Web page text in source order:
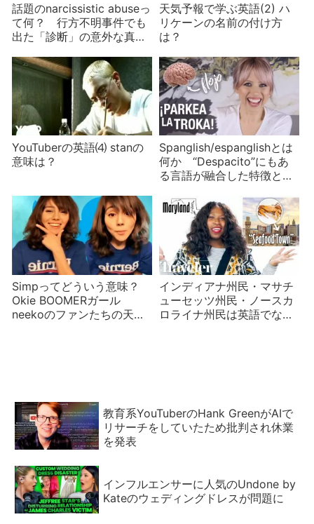
話題のnarcissistic abuseっ
て何？ 行方不明事件でも
出た「診断」の意外な真実
天気予報で学ぶ英語(2) ハ
リケーンの名前の付け方
は？
YouTuberの英語⑷ stanの
意味は？
Spanglish/espanglishとは
何か “Despacito”にもあ
る言語が融合した特徴と
Simpってどういう意味？
Okie BOOMERガール
neekoのファンたちの天国
インディアナ州民・マサチ
ューセッツ州民・ノースカ
ロライナ州民は英語でなん
教育系YouTuberのHank GreenがAIで
リサーチをしていたため批判され休業
を発表
インフルエンサーに人気のUndone by
Kateのウェディングドレスが問題に